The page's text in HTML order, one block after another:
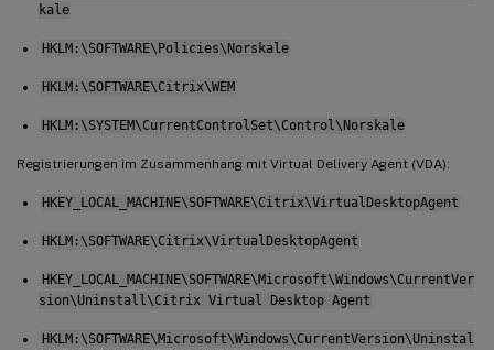
kale
HKLM:\SOFTWARE\Policies\Norskale
HKLM:\SOFTWARE\Citrix\WEM
HKLM:\SYSTEM\CurrentControlSet\Control\Norskale
Registrierungen im Zusammenhang mit Virtual Delivery Agent (VDA):
HKEY_LOCAL_MACHINE\SOFTWARE\Citrix\VirtualDesktopAgent
HKLM:\SOFTWARE\Citrix\VirtualDesktopAgent
HKEY_LOCAL_MACHINE\SOFTWARE\Microsoft\Windows\CurrentVer
sion\Uninstall\Citrix Virtual Desktop Agent
HKLM:\SOFTWARE\Microsoft\Windows\CurrentVersion\Uninstal